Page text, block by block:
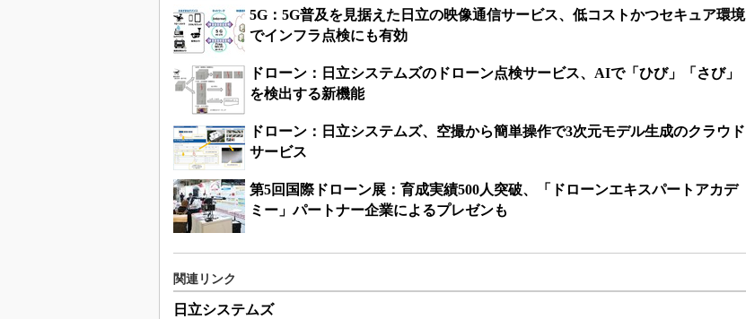
5G：5G普及を見据えた日立の映像通信サービス、低コストかつセキュア環境
でインフラ点検にも有効
ドローン：日立システムズのドローン点検サービス、AIで「ひび」「さび」
を検出する新機能
ドローン：日立システムズ、空撮から簡単操作で3次元モデル生成のクラウド
サービス
第5回国際ドローン展：育成実績500人突破、「ドローンエキスパートアカデ
ミー」パートナー企業によるプレゼンも
関連リンク
日立システムズ